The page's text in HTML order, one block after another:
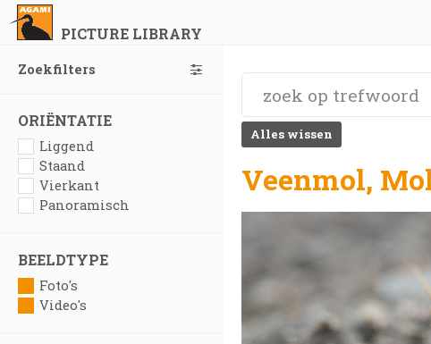
PICTURE LIBRARY
Zoekfilters
ORIËNTATIE
Liggend
Staand
Vierkant
Panoramisch
BEELDTYPE
Foto's
Video's
Alles wissen
Veenmol,